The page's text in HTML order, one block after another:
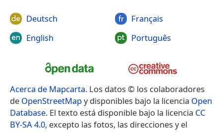
Deutsch
English
Français
Português
Acerca de Mapcarta. Los datos © los colaboradores
de OpenStreetMapy disponibles bajo la licencia Open
Database. El texto está disponible bajo la licencia CC
BY-SA 4.0, excepto las fotos, las direcciones y el